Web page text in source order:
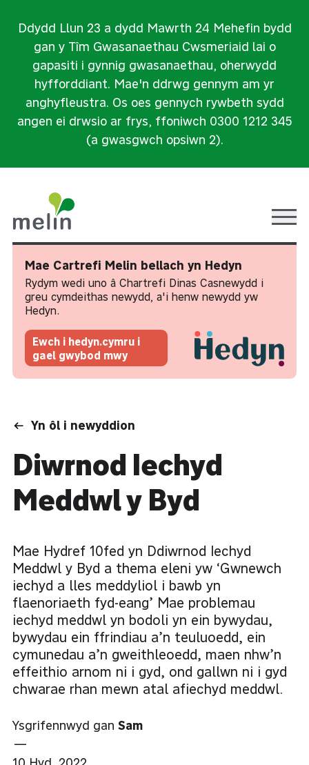
Ddydd Llun 23 a dydd Mawrth 24 Mehefin bydd
gan y Tîm Gwasanaethau Cwsmeriaid lai o
gapasiti i gynnig gwasanaethau, oherwydd
hyfforddiant. Mae'n ddrwg gennym am yr
anghyfleustra. Os oes gennych rywbeth sydd
angen ei drwsio ar frys, ffoniwch 0300 1212 345
(a gwasgwch opsiwn 2).
Mae Cartrefi Melin bellach yn Hedyn
Rydym wedi uno â Chartrefi Dinas Casnewydd i
greu cymdeithas newydd, a'i henw newydd yw
Hedyn.
Ewch i hedyn.cymru i
gael gwybod mwy
Yn ôl i newyddion
Diwrnod Iechyd
Meddwl y Byd
Mae Hydref 10fed yn Ddiwrnod Iechyd
Meddwl y Byd a thema eleni yw ‘Gwnewch
iechyd a lles meddyliol i bawb yn
flaenoriaeth fyd-eang’ Mae problemau
iechyd meddwl yn bodoli yn ein bywydau,
bywydau ein ffrindiau a’n teuluoedd, ein
cymunedau a’n gweithleoedd, maen nhw’n
effeithio arnom ni i gyd, ond gallwn ni i gyd
chwarae rhan mewn atal afiechyd meddwl.
Ysgrifennwyd gan Sam
—